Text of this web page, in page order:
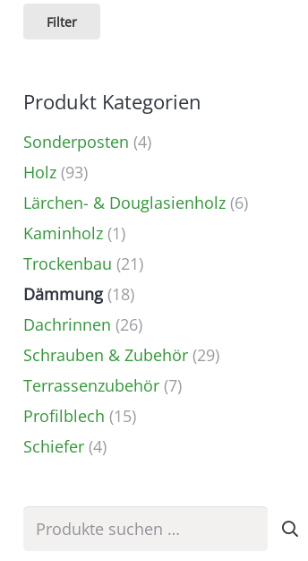
Filter
Produkt Kategorien
Sonderposten (4)
Holz (93)
Lärchen- & Douglasienholz (6)
Kaminholz (1)
Trockenbau (21)
Dämmung (18)
Dachrinnen (26)
Schrauben & Zubehör (29)
Terrassenzubehör (7)
Profilblech (15)
Schiefer (4)
Suchen